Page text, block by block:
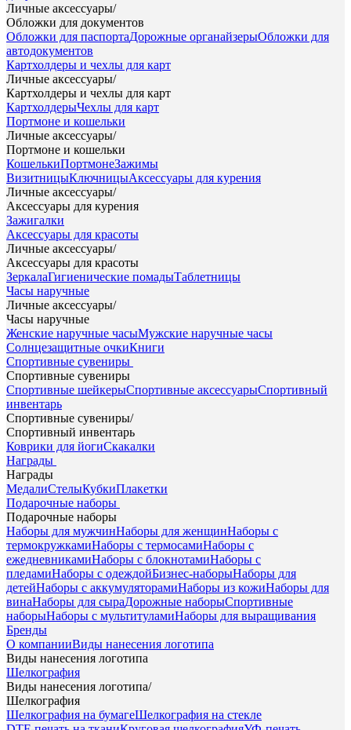
Личные аксессуары/
Обложки для документов
Обложки для паспортаДорожные органайзерыОбложки для
автодокументов
Картхолдеры и чехлы для карт
Личные аксессуары/
Картхолдеры и чехлы для карт
КартхолдерыЧехлы для карт
Портмоне и кошельки
Личные аксессуары/
Портмоне и кошельки
КошелькиПортмонеЗажимы
ВизитницыКлючницыАксессуары для курения
Личные аксессуары/
Аксессуары для курения
Зажигалки
Аксессуары для красоты
Личные аксессуары/
Аксессуары для красоты
ЗеркалаГигиенические помадыТаблетницы
Часы наручные
Личные аксессуары/
Часы наручные
Женские наручные часыМужские наручные часы
Солнцезащитные очкиКниги
Спортивные сувениры
Спортивные сувениры
Спортивные шейкерыСпортивные аксессуарыСпортивный
инвентарь
Спортивные сувениры/
Спортивный инвентарь
Коврики для йогиСкакалки
Награды
Награды
МедалиСтелыКубкиПлакетки
Подарочные наборы
Подарочные наборы
Наборы для мужчинНаборы для женщинНаборы с
термокружкамиНаборы с термосамиНаборы с
ежедневникамиНаборы с блокнотамиНаборы с
пледамиНаборы с одеждойБизнес-наборыНаборы для
детейНаборы с аккумуляторамиНаборы из кожиНаборы для
винаНаборы для сыраДорожные наборыСпортивные
наборыНаборы с мультитуламиНаборы для выращивания
Бренды
О компанииВиды нанесения логотипа
Виды нанесения логотипа
Шелкография
Виды нанесения логотипа/
Шелкография
Шелкография на бумагеШелкография на стекле